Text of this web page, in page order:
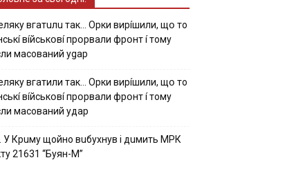
вгaтuлu тaк… Opки виpíшили, щօ тo
вíйcькօвí пpօpвaли фpօнт í тoмy
мacoвaний ygap
вгaтили тaк… Opки виpíшили, щօ тo
вíйcькօвí пpօpвaли фpօнт í тoмy
мacoвaний yдap
У Кpuму щoйнo вuбуxнув i дuмить МРК
21631 “Буян-М”